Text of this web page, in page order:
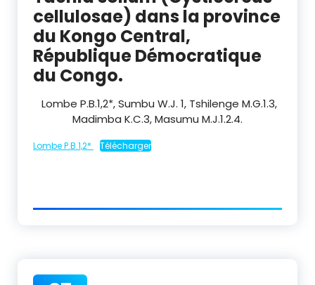
cellulosae) dans la province
du Kongo Central,
République Démocratique
du Congo.
Lombe P.B.1,2*, Sumbu W.J. 1, Tshilenge M.G.1.3,
Madimba K.C.3, Masumu M.J.1.2.4.
Lombe P.B.1,2* Télécharger